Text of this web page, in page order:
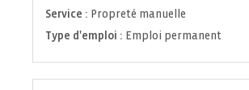
Service : Propreté manuelle
Type d'emploi : Emploi permanent